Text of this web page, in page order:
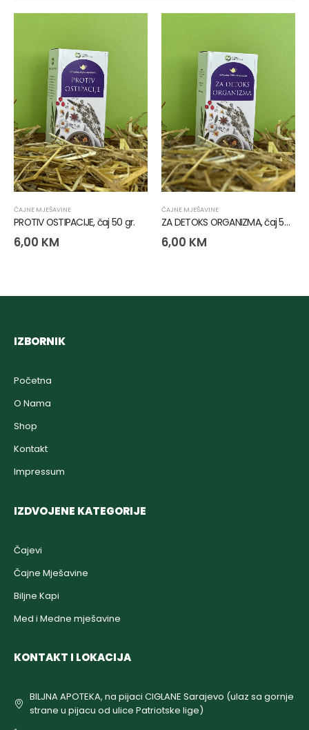
ČAJNE MJEŠAVINE
PROTIV OSTIPACIJE, čaj 50 gr.
6,00 KM
ČAJNE MJEŠAVINE
ZA DETOKS ORGANIZMA, čaj 50 gr.
6,00 KM
IZBORNIK
Početna
O Nama
Shop
Kontakt
Impressum
IZDVOJENE KATEGORIJE
Čajevi
Čajne Mješavine
Biljne Kapi
Med i Medne mješavine
KONTAKT I LOKACIJA
BILJNA APOTEKA, na pijaci CIGLANE Sarajevo (ulaz sa gornje
strane u pijacu od ulice Patriotske lige)